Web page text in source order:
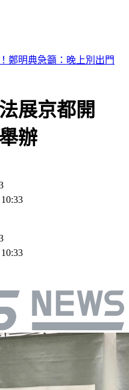
設備股」快上車
展京都開
辦